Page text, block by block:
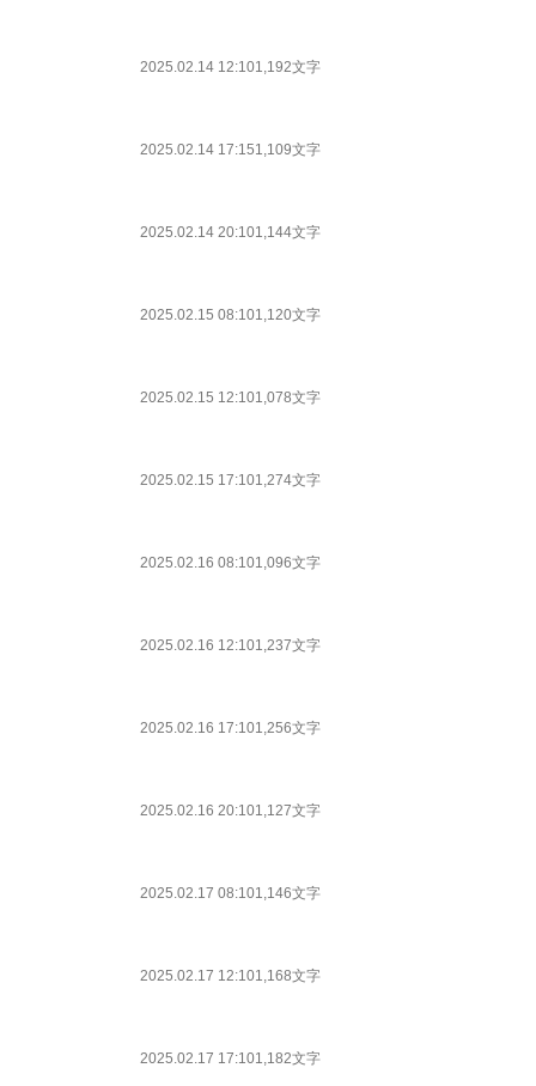
2025.02.14 12:101,192文字
2025.02.14 17:151,109文字
2025.02.14 20:101,144文字
2025.02.15 08:101,120文字
2025.02.15 12:101,078文字
2025.02.15 17:101,274文字
2025.02.16 08:101,096文字
2025.02.16 12:101,237文字
2025.02.16 17:101,256文字
2025.02.16 20:101,127文字
2025.02.17 08:101,146文字
2025.02.17 12:101,168文字
2025.02.17 17:101,182文字